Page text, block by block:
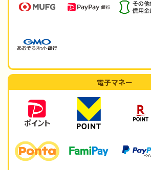
電子マネー